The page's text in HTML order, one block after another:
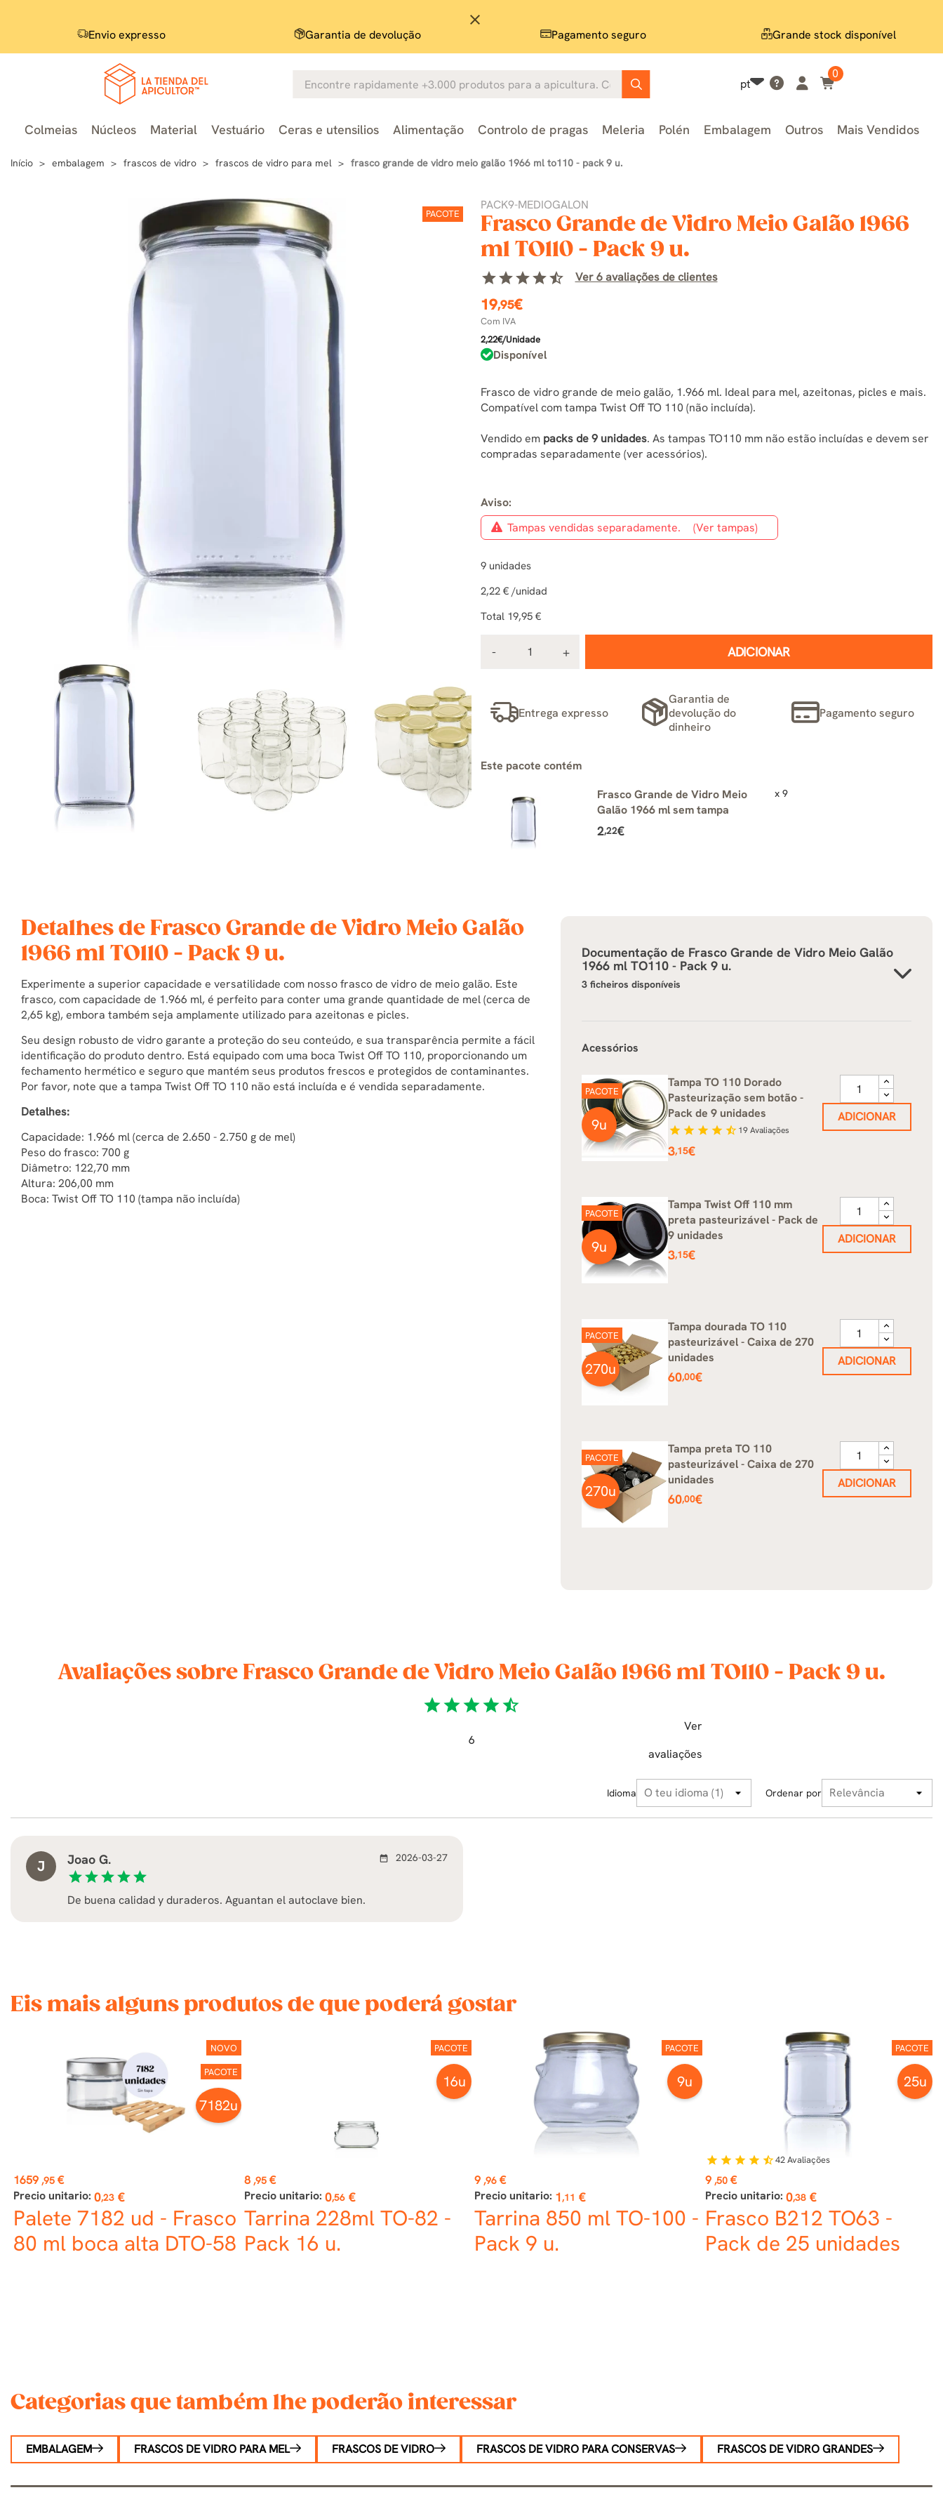
close
Envio expresso Garantia de devolução Pagamento seguro Grande stock disponível
pt
0
Colmeias Núcleos Material Vestuário Ceras e utensilios Alimentação Controlo de pragas Meleria Polén Embalagem Outros Mais Vendidos
Início embalagem frascos de vidro frascos de vidro para mel frasco grande de vidro meio galão 1966 ml to110 - pack 9 u.
PACK9-MEDIOGALON
Frasco Grande de Vidro Meio Galão 1966
ml TO110 - Pack 9 u.
starstarstarstarstar_half Ver 6 avaliações de clientes
PACOTE
19,95€
Com IVA
2,22€/Unidade
Disponível
Frasco de vidro grande de meio galão, 1.966 ml. Ideal para mel, azeitonas, picles e mais.
Compatível com tampa Twist Off TO 110 (não incluída).
Vendido em packs de 9 unidades. As tampas TO110 mm não estão incluídas e devem ser
compradas separadamente (ver acessórios).
Aviso:
Tampas vendidas separadamente.
(Ver tampas)
9unidades
2,22 €/unidad
Total 19,95 €
ADICIONAR
Entrega expresso
Garantia de
devolução do
dinheiro
Pagamento seguro
Este pacote contém
Frasco Grande de Vidro Meio
Galão 1966 ml sem tampa
2,22€
x 9
Detalhes de Frasco Grande de Vidro Meio Galão
1966 ml TO110 - Pack 9 u.
Experimente a superior capacidade e versatilidade com nosso frasco de vidro de meio galão. Este
frasco, com capacidade de 1.966 ml, é perfeito para conter uma grande quantidade de mel (cerca de
2,65 kg), embora também seja amplamente utilizado para azeitonas e picles.
Seu design robusto de vidro garante a proteção do seu conteúdo, e sua transparência permite a fácil
identificação do produto dentro. Está equipado com uma boca Twist Off TO 110, proporcionando um
fechamento hermético e seguro que mantém seus produtos frescos e protegidos de contaminantes.
Por favor, note que a tampa Twist Off TO 110 não está incluída e é vendida separadamente.
Detalhes:
Capacidade: 1.966 ml (cerca de 2.650 - 2.750 g de mel)
Peso do frasco: 700 g
Diâmetro: 122,70 mm
Altura: 206,00 mm
Boca: Twist Off TO 110 (tampa não incluída)
Documentação de Frasco Grande de Vidro Meio Galão
1966 ml TO110 - Pack 9 u.
3 ficheiros disponíveis
Acessórios
Tampa TO 110 Dorado
Pasteurização sem botão -
Pack de 9 unidades
star star star star star_half 19Avaliações
Preço
3,15€
PACOTE
9u ADICIONAR
Tampa Twist Off 110 mm
preta pasteurizável - Pack de
9 unidades
Preço
3,15€
PACOTE
9u ADICIONAR
Tampa dourada TO 110
pasteurizável - Caixa de 270
unidades
Preço
60,00€
PACOTE
270u ADICIONAR
Tampa preta TO 110
pasteurizável - Caixa de 270
unidades
Preço
60,00€
PACOTE
270u ADICIONAR
Avaliações sobre Frasco Grande de Vidro Meio Galão 1966 ml TO110 - Pack 9 u.
starstarstarstarstar_half
Ver
6
avaliações
Idioma Ordenar por
J
Joao G.
starstarstarstarstar
date_range 2026-03-27
De buena calidad y duraderos. Aguantan el autoclave bien.
Eis mais alguns produtos de que poderá gostar
NOVO
PACOTE
7182u
Preço
1659 ,95 €
Precio unitario: 0,23 €
Palete 7182 ud - Frasco
80 ml boca alta DTO-58
PACOTE
16u
Preço
8 ,95 €
Precio unitario: 0,56€
Tarrina 228ml TO-82 -
Pack 16 u.
PACOTE
9u
Preço
9 ,96 €
Precio unitario: 1,11 €
Tarrina 850 ml TO-100 -
Pack 9 u.
PACOTE
25u
Preço
9 ,50 €
Precio unitario: 0,38€
Frasco B212 TO63 -
Pack de 25 unidades
star star star star star_half42Avaliações
Categorias que também lhe poderão interessar
EMBALAGEM FRASCOS DE VIDRO PARA MEL FRASCOS DE VIDRO FRASCOS DE VIDRO PARA CONSERVAS FRASCOS DE VIDRO GRANDES